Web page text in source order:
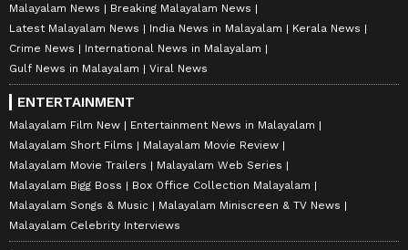
Malayalam News
Breaking Malayalam News
Latest Malayalam News
India News in Malayalam
Kerala News
Crime News
International News in Malayalam
Gulf News in Malayalam
Viral News
ENTERTAINMENT
Malayalam Film New
Entertainment News in Malayalam
Malayalam Short Films
Malayalam Movie Review
Malayalam Movie Trailers
Malayalam Web Series
Malayalam Bigg Boss
Box Office Collection Malayalam
Malayalam Songs & Music
Malayalam Miniscreen & TV News
Malayalam Celebrity Interviews